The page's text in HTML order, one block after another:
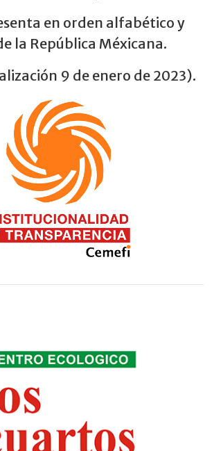
en orden alfabético y
la República Méxicana.
9 de enero de 2023).